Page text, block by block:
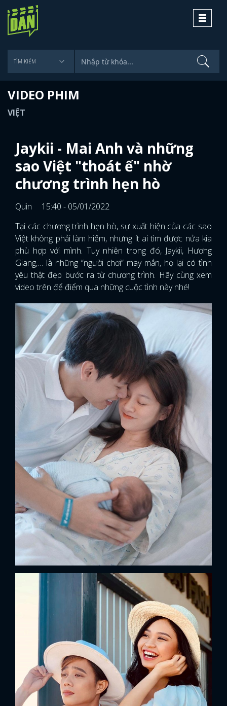
Toggle
VIDEO PHIM
VIỆT
Jaykii - Mai Anh và những
sao Việt "thoát ế" nhờ
chương trình hẹn hò
Quìn
15:40 - 05/01/2022
Tại các chương trình hẹn hò, sự xuất hiện của các sao
Việt không phải làm hiếm, nhưng ít ai tìm được nửa kia
phù hợp với mình. Tuy nhiên trong đó, Jaykii, Hương
Giang,… là những “người chơi” may mắn, họ lại có tình
yêu thật đẹp bước ra từ chương trình. Hãy cùng xem
video trên để điểm qua những cuộc tình này nhé!